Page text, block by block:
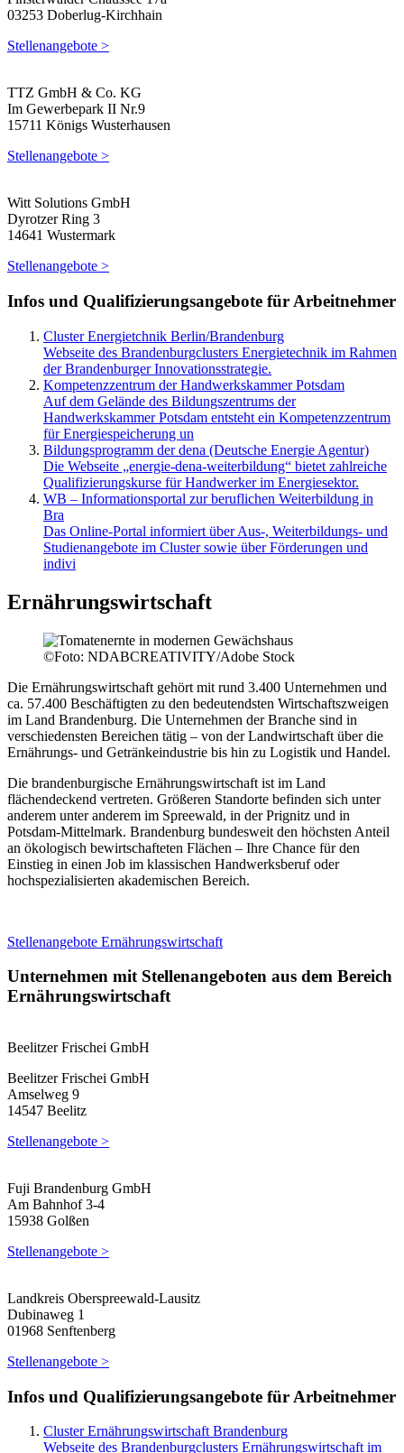
03253 Doberlug-Kirchhain
Stellenangebote >
TTZ GmbH & Co. KG
Im Gewerbepark II Nr.9
15711 Königs Wusterhausen
Stellenangebote >
Witt Solutions GmbH
Dyrotzer Ring 3
14641 Wustermark
Stellenangebote >
Infos und Qualifizierungsangebote für Arbeitnehmer
Cluster Energietchnik Berlin/Brandenburg
Webseite des Brandenburgclusters Energietechnik im Rahmen
der Brandenburger Innovationsstrategie.
Kompetenzzentrum der Handwerkskammer Potsdam
Auf dem Gelände des Bildungszentrums der
Handwerkskammer Potsdam entsteht ein Kompetenzzentrum
für Energiespeicherung un
Bildungsprogramm der dena (Deutsche Energie Agentur)
Die Webseite „energie-dena-weiterbildung“ bietet zahlreiche
Qualifizierungskurse für Handwerker im Energiesektor.
WB – Informationsportal zur beruflichen Weiterbildung in
Bra
Das Online-Portal informiert über Aus-, Weiterbildungs- und
Studienangebote im Cluster sowie über Förderungen und
indivi
Ernährungswirtschaft
©Foto: NDABCREATIVITY/Adobe Stock
Die Ernährungswirtschaft gehört mit rund 3.400 Unternehmen und
ca. 57.400 Beschäftigten zu den bedeutendsten Wirtschaftszweigen
im Land Brandenburg. Die Unternehmen der Branche sind in
verschiedensten Bereichen tätig – von der Landwirtschaft über die
Ernährungs- und Getränkeindustrie bis hin zu Logistik und Handel.
Die brandenburgische Ernährungswirtschaft ist im Land
flächendeckend vertreten. Größeren Standorte befinden sich unter
anderem unter anderem im Spreewald, in der Prignitz und in
Potsdam-Mittelmark. Brandenburg bundesweit den höchsten Anteil
an ökologisch bewirtschafteten Flächen – Ihre Chance für den
Einstieg in einen Job im klassischen Handwerksberuf oder
hochspezialisierten akademischen Bereich.
Stellenangebote Ernährungswirtschaft
Unternehmen mit Stellenangeboten aus dem Bereich
Ernährungswirtschaft
Beelitzer Frischei GmbH
Beelitzer Frischei GmbH
Amselweg 9
14547 Beelitz
Stellenangebote >
Fuji Brandenburg GmbH
Am Bahnhof 3-4
15938 Golßen
Stellenangebote >
Landkreis Oberspreewald-Lausitz
Dubinaweg 1
01968 Senftenberg
Stellenangebote >
Infos und Qualifizierungsangebote für Arbeitnehmer
Cluster Ernährungswirtschaft Brandenburg
Webseite des Brandenburgclusters Ernährungswirtschaft im